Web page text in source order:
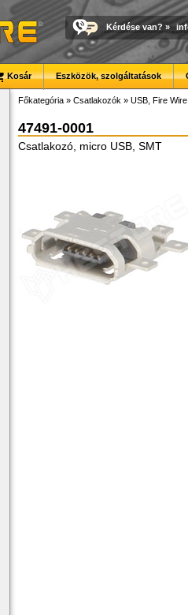
Kérdése van? »
Kosár Eszközök, szolgáltatások
Főkategória » Csatlakozók » USB, Fire
47491-0001
Csatlakozó, micro USB, SMT